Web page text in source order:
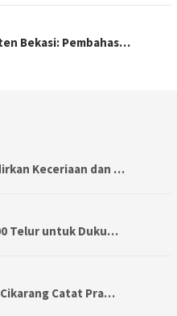
Bekasi: Pembahas…
Keceriaan dan …
Telur untuk Duku…
Catat Pra…